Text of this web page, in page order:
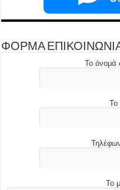
ΦΟΡΜΑ
Το όνομά
Το
Το